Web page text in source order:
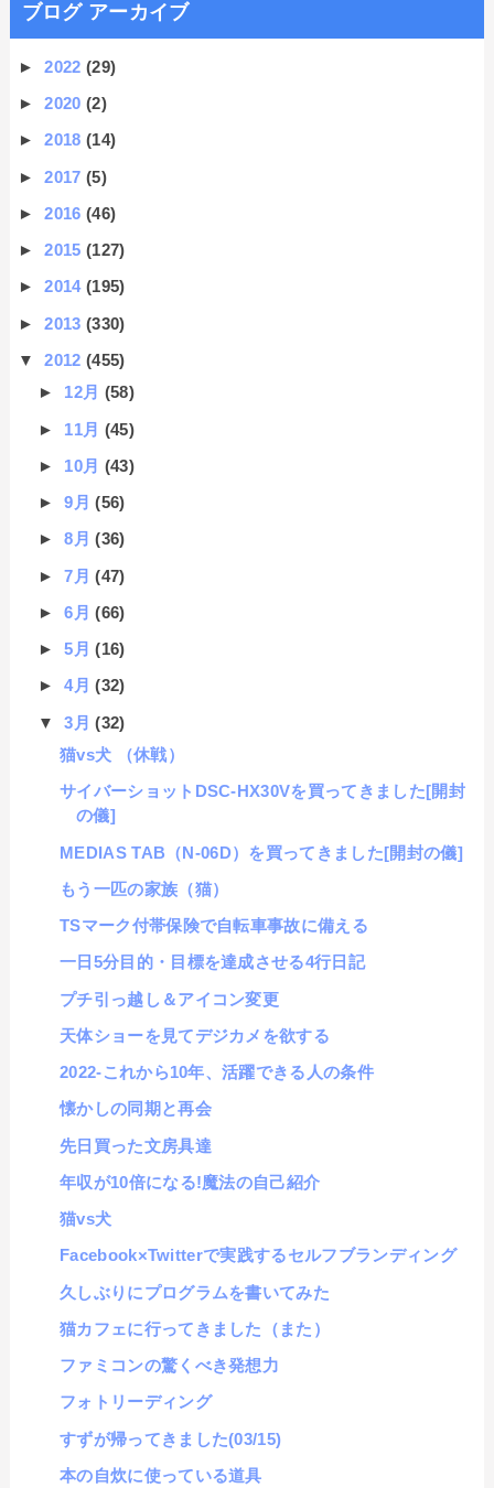
ブログ アーカイブ
►2022(29)
►2020(2)
►2018(14)
►2017(5)
►2016(46)
►2015(127)
►2014(195)
►2013(330)
▼2012(455)
► 12月 (58)
► 11月 (45)
► 10月 (43)
►9月(56)
►8月(36)
►7月(47)
►6月(66)
►5月(16)
►4月(32)
▼3月(32)
猫vs犬 （休戦）
サイバーショットDSC-HX30Vを買ってきました[開封
の儀]
MEDIAS TAB（N-06D）を買ってきました[開封の儀]
もう一匹の家族（猫）
TSマーク付帯保険で自転車事故に備える
一日5分目的・目標を達成させる4行日記
プチ引っ越し＆アイコン変更
天体ショーを見てデジカメを欲する
2022-これから10年、活躍できる人の条件
懐かしの同期と再会
先日買った文房具達
年収が10倍になる!魔法の自己紹介
猫vs犬
Facebook×Twitterで実践するセルフブランディング
久しぶりにプログラムを書いてみた
猫カフェに行ってきました（また）
ファミコンの驚くべき発想力
フォトリーディング
すずが帰ってきました(03/15)
本の自炊に使っている道具